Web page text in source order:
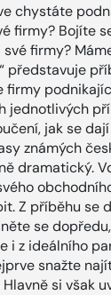
chystáte
firmy? Bojíte
firmy?
představuje
firmy
jednotlivých
jak se
známých
dramatický.
Z příběhu se
se
i z ideálního
snažte
si však